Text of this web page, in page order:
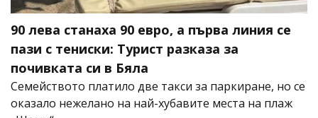
90 лева станаха 90 евро, а първа линия се
пази с тениски: Турист разказа за
почивката си в Бяла
Семейството платило две такси за паркиране, но се
оказало нежелано на най-хубавите места на плаж